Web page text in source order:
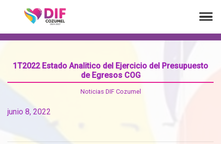
1T2022 Estado Analitico del Ejercicio del Presupuesto
de Egresos COG
Noticias DIF Cozumel
junio 8, 2022